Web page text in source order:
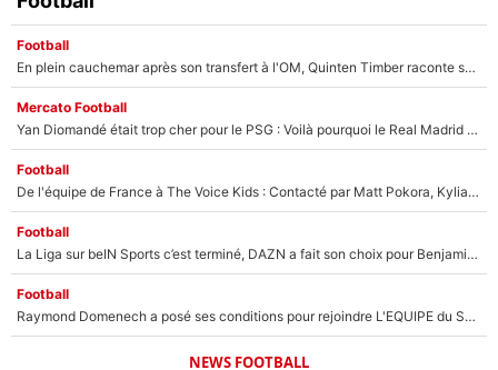
Football
En plein cauchemar après son transfert à l'OM, Quinten Timber raconte ses doutes après sa signature à Marseille
Mercato Football
Yan Diomandé était trop cher pour le PSG : Voilà pourquoi le Real Madrid a accepté de payer la somme record de 140M€ pour boucler son transfert !
Football
De l'équipe de France à The Voice Kids : Contacté par Matt Pokora, Kylian Mbappé a accepté de jouer un rôle inédit sur TF1 !
Football
La Liga sur beIN Sports c’est terminé, DAZN a fait son choix pour Benjamin Da Silva et Omar Da Fonseca !
Football
Raymond Domenech a posé ses conditions pour rejoindre L'EQUIPE du Soir : Il refuse de faire l'émission avec un autre chroniqueur !
NEWS FOOTBALL